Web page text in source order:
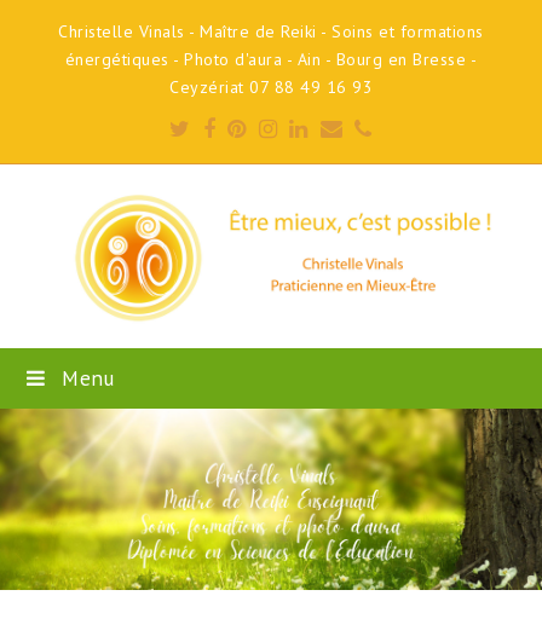
Christelle Vinals - Maître de Reiki - Soins et formations
énergétiques - Photo d'aura - Ain - Bourg en Bresse -
Ceyzériat 07 88 49 16 93
Twitter
Facebook
Pinterest
Instagram
LinkedIn
EmailPhone
Menu